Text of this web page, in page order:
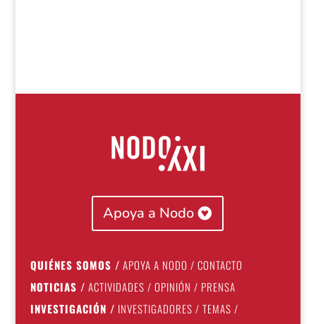
Apoya a Nodo
QUIÉNES SOMOS / APOYA A NODO / CONTACTO
NOTICIAS / ACTIVIDADES / OPINIÓN / PRENSA
INVESTIGACIÓN / INVESTIGADORES / TEMAS /